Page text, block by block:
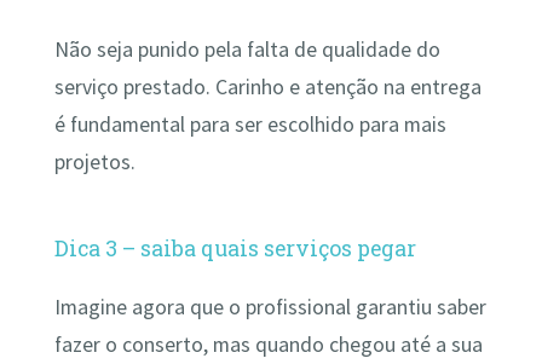
Não seja punido pela falta de qualidade do
serviço prestado. Carinho e atenção na entrega
é fundamental para ser escolhido para mais
projetos.
Dica 3 – saiba quais serviços pegar
Imagine agora que o profissional garantiu saber
fazer o conserto, mas quando chegou até a sua